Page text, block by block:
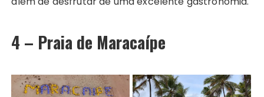
4 – Praia de Maracaípe